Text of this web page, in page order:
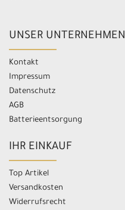
UNSER UNTERNEHMEN
Kontakt
Impressum
Datenschutz
AGB
Batterieentsorgung
IHR EINKAUF
Top Artikel
Versandkosten
Widerrufsrecht